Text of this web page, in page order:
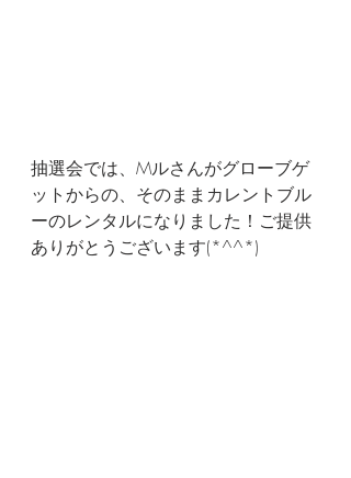
抽選会では、Mルさんがグローブゲ
ットからの、そのままカレントブル
ーのレンタルになりました！ご提供
ありがとうございます(*^^*)